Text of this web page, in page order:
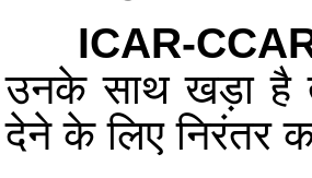
ICAR-
उनके साथ खड़ा है
देने के लिए निरंतर